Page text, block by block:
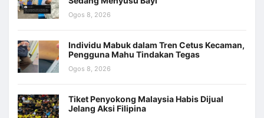
Ogos 8, 2026
Individu Mabuk dalam Tren Cetus Kecaman,
Pengguna Mahu Tindakan Tegas
Ogos 8, 2026
Tiket Penyokong Malaysia Habis Dijual
Jelang Aksi Filipina